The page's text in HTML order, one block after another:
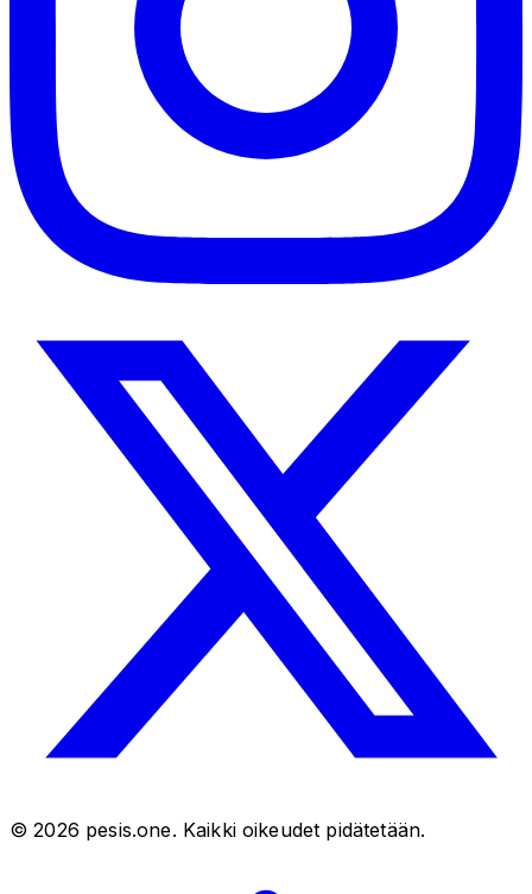
©2026 pesis.one. Kaikki oikeudet pidätetään.